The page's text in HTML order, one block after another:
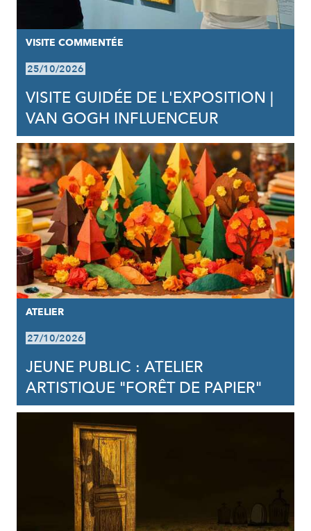
VISITE COMMENTÉE
25/10/2026
VISITE GUIDÉE DE L'EXPOSITION |
VAN GOGH INFLUENCEUR
ATELIER
27/10/2026
JEUNE PUBLIC : ATELIER
ARTISTIQUE "FORÊT DE PAPIER"